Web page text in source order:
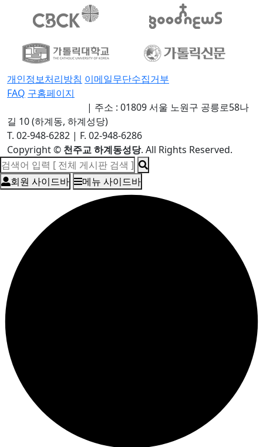
개인정보처리방침 이메일무단수집거부
FAQ 구홈페이지
| 주소 : 01809 서울 노원구 공릉로58나
길 10 (하계동, 하계성당)
T. 02-948-6282 | F. 02-948-6286
Copyright© 천주교 하계동성당. All Rights Reserved.
회원 사이드바 메뉴 사이드바